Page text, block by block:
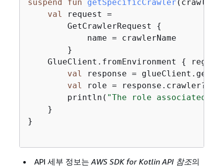
suspend fun getSpecificCrawler
val request =
        GetCrawlerRequest
{
            name = crawlerName
        }
    GlueClient.fromEnvironment
{
val response =
val role =
        println(
"The role associated
    }
}
API 세부 정보는AWS SDK for Kotlin API 참조의